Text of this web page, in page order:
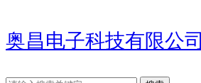
奥昌电子科技有限公司